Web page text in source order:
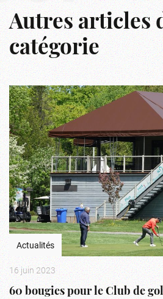
Autres articles
catégorie
Actualités
16 juin 2023
60 bougies pour le Club de